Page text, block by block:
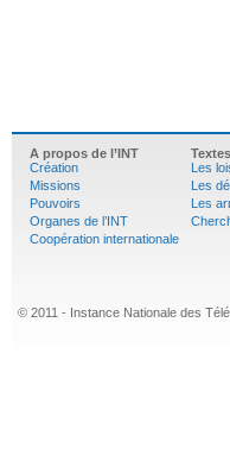
A propos de l’INT
Création
Missions
Pouvoirs
Organes de l’INT
Coopération internationale
Les
Les
Les
© 2011 - Instance Nationale des